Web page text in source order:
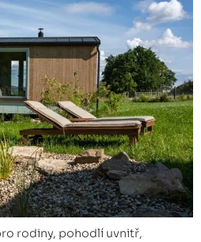
rodiny, pohodlí uvnitř,